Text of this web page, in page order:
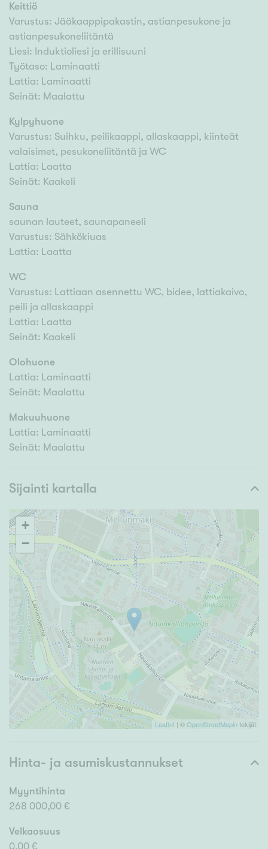
Keittiö
Varustus: Jääkaappipakastin, astianpesukone ja
astianpesukoneliitäntä
Liesi: Induktioliesi ja erillisuuni
Työtaso: Laminaatti
Lattia: Laminaatti
Seinät: Maalattu
Kylpyhuone
Varustus: Suihku, peilikaappi, allaskaappi, kiinteät
valaisimet, pesukoneliitäntä ja WC
Lattia: Laatta
Seinät: Kaakeli
Sauna
saunan lauteet, saunapaneeli
Varustus: Sähkökiuas
Lattia: Laatta
WC
Varustus: Lattiaan asennettu WC, bidee, lattiakaivo,
peili ja allaskaappi
Lattia: Laatta
Seinät: Kaakeli
Olohuone
Lattia: Laminaatti
Seinät: Maalattu
Makuuhuone
Lattia: Laminaatti
Seinät: Maalattu
Sijainti kartalla
+
−
Leaflet | ©OpenStreetMapin tekijät
Hinta- ja asumiskustannukset
Myyntihinta
268 000,00 €
Velkaosuus
0,00 €